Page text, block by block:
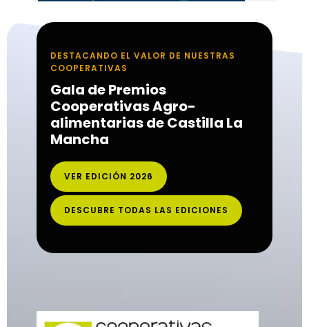
DESTACANDO EL VALOR DE NUESTRAS
COOPERATIVAS
Gala de Premios
Cooperativas Agro-
alimentarias de Castilla La
Mancha
VER EDICIÓN 2026
DESCUBRE TODAS LAS EDICIONES